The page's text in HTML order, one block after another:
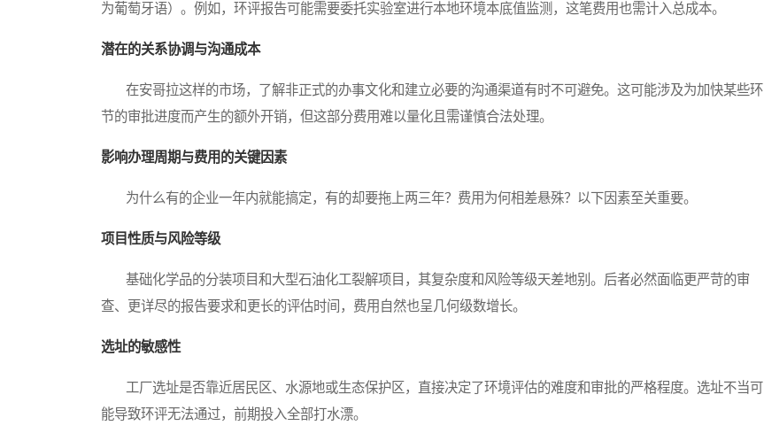
为葡萄牙语）。例如，环评报告可能需要委托实验室进行本地环境本底值监测，这笔费用也需计入总成本。
潜在的关系协调与沟通成本
在安哥拉这样的市场，了解非正式的办事文化和建立必要的沟通渠道有时不可避免。这可能涉及为加快某些环
节的审批进度而产生的额外开销，但这部分费用难以量化且需谨慎合法处理。
影响办理周期与费用的关键因素
为什么有的企业一年内就能搞定，有的却要拖上两三年？费用为何相差悬殊？以下因素至关重要。
项目性质与风险等级
基础化学品的分装项目和大型石油化工裂解项目，其复杂度和风险等级天差地别。后者必然面临更严苛的审
查、更详尽的报告要求和更长的评估时间，费用自然也呈几何级数增长。
选址的敏感性
工厂选址是否靠近居民区、水源地或生态保护区，直接决定了环境评估的难度和审批的严格程度。选址不当可
能导致环评无法通过，前期投入全部打水漂。